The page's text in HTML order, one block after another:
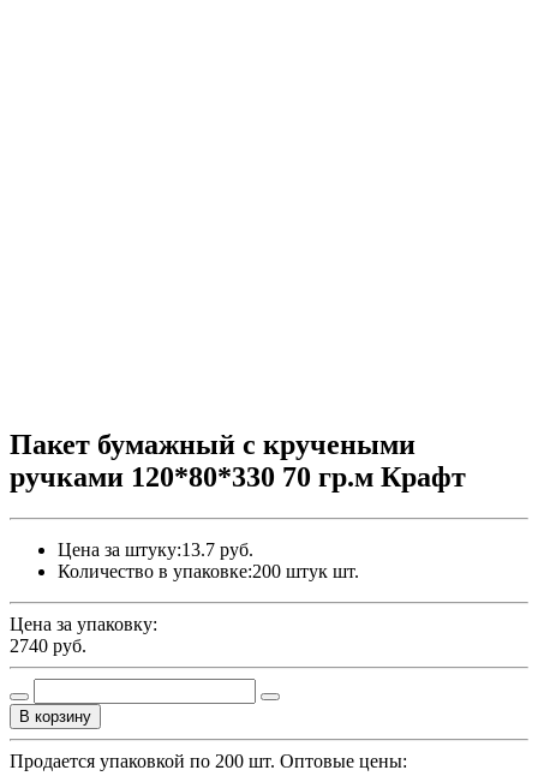
Пакет бумажный с кручеными
ручками 120*80*330 70 гр.м Крафт
Цена за штуку:13.7 руб.
Количество в упаковке:200 штук шт.
Цена за упаковку:
2740 руб.
В корзину
Продается упаковкой по 200 шт. Оптовые цены: